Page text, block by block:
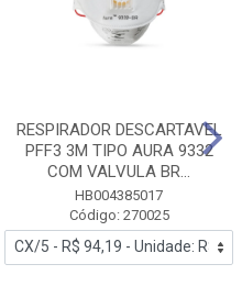
RESPIRADOR DESCARTAVEL
PFF3 3M TIPO AURA 9332
COM VALVULA BR...
HB004385017
Código: 270025